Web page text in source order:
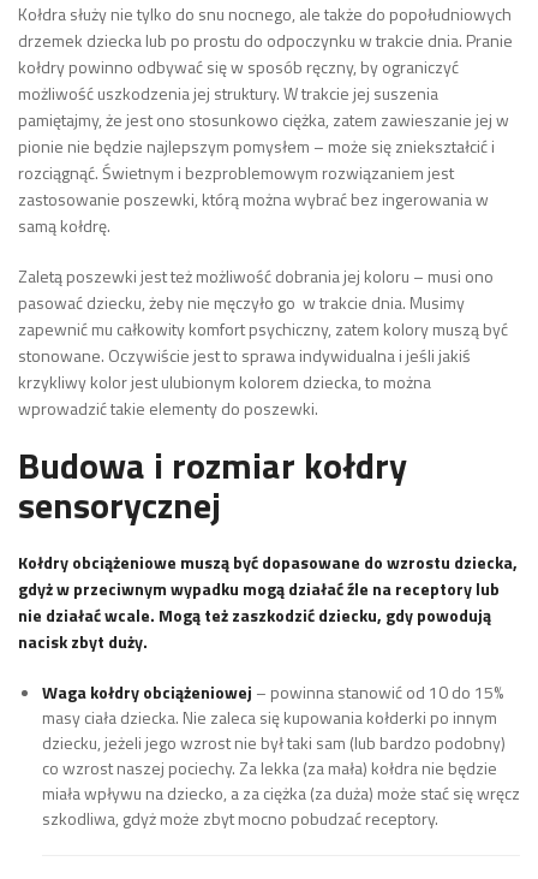
Kołdra służy nie tylko do snu nocnego, ale także do popołudniowych
drzemek dziecka lub po prostu do odpoczynku w trakcie dnia. Pranie
kołdry powinno odbywać się w sposób ręczny, by ograniczyć
możliwość uszkodzenia jej struktury. W trakcie jej suszenia
pamiętajmy, że jest ono stosunkowo ciężka, zatem zawieszanie jej w
pionie nie będzie najlepszym pomysłem – może się zniekształcić i
rozciągnąć. Świetnym i bezproblemowym rozwiązaniem jest
zastosowanie poszewki, którą można wybrać bez ingerowania w
samą kołdrę.
Zaletą poszewki jest też możliwość dobrania jej koloru – musi ono
pasować dziecku, żeby nie męczyło go w trakcie dnia. Musimy
zapewnić mu całkowity komfort psychiczny, zatem kolory muszą być
stonowane. Oczywiście jest to sprawa indywidualna i jeśli jakiś
krzykliwy kolor jest ulubionym kolorem dziecka, to można
wprowadzić takie elementy do poszewki.
Budowa i rozmiar kołdry
sensorycznej
Kołdry obciążeniowe muszą być dopasowane do wzrostu dziecka,
gdyż w przeciwnym wypadku mogą działać źle na receptory lub
nie działać wcale. Mogą też zaszkodzić dziecku, gdy powodują
nacisk zbyt duży.
Waga kołdry obciążeniowej – powinna stanowić od 10 do 15%
masy ciała dziecka. Nie zaleca się kupowania kołderki po innym
dziecku, jeżeli jego wzrost nie był taki sam (lub bardzo podobny)
co wzrost naszej pociechy. Za lekka (za mała) kołdra nie będzie
miała wpływu na dziecko, a za ciężka (za duża) może stać się wręcz
szkodliwa, gdyż może zbyt mocno pobudzać receptory.